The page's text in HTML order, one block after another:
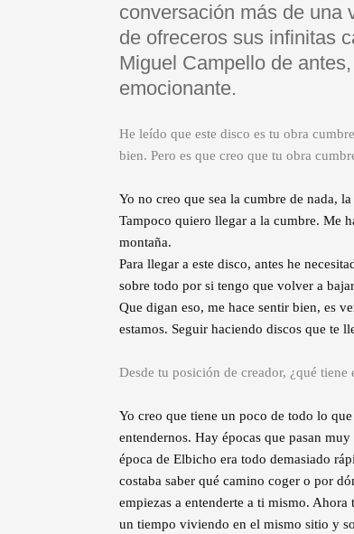
conversación más de una
de ofreceros sus infinitas
Miguel Campello de
emocionante.
He leído que este disco es tu obra
bien. Pero es que creo que tu obra
Yo no creo que sea la cumbre de nada,
Tampoco quiero llegar a la cumbre. Me
montaña.
Para llegar a este disco, antes he
sobre todo por si tengo que volver a
Que digan eso, me hace sentir bien, es
estamos. Seguir haciendo discos que te
Desde tu posición de creador, ¿qué tiene
Yo creo que tiene un poco de todo lo
entendernos. Hay épocas que pasan
época de Elbicho era todo demasiado
costaba saber qué camino coger o por
empiezas a entenderte a ti mismo.
un tiempo viviendo en el mismo sitio y